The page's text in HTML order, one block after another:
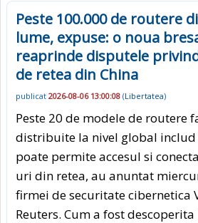
Peste 100.000 de routere
lume, expuse: o noua
reaprinde disputele
de retea din China
publicat 2026-08-06 13:00:08 (Libertatea)
Peste 20 de modele de routere
distribuite la nivel global includ
poate permite accesul si
uri din retea, au anuntat
firmei de securitate cibernetica
Reuters. Cum a fost